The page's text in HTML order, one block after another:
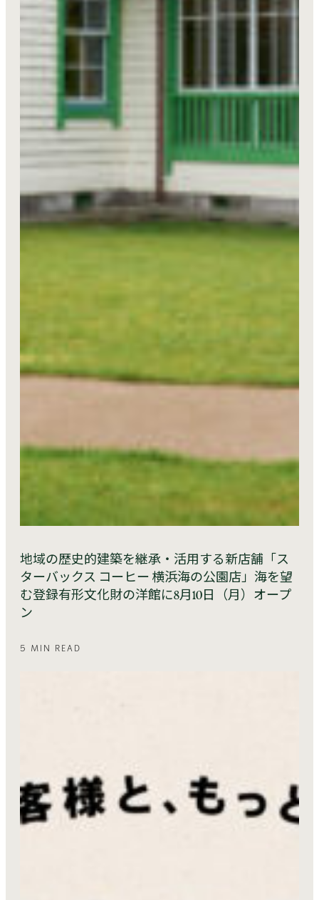
地域の歴史的建築を継承・活用する新店舗「ス
ターバックス コーヒー 横浜海の公園店」海を望
む登録有形文化財の洋館に8月10日（月）オープ
ン
5 MIN READ